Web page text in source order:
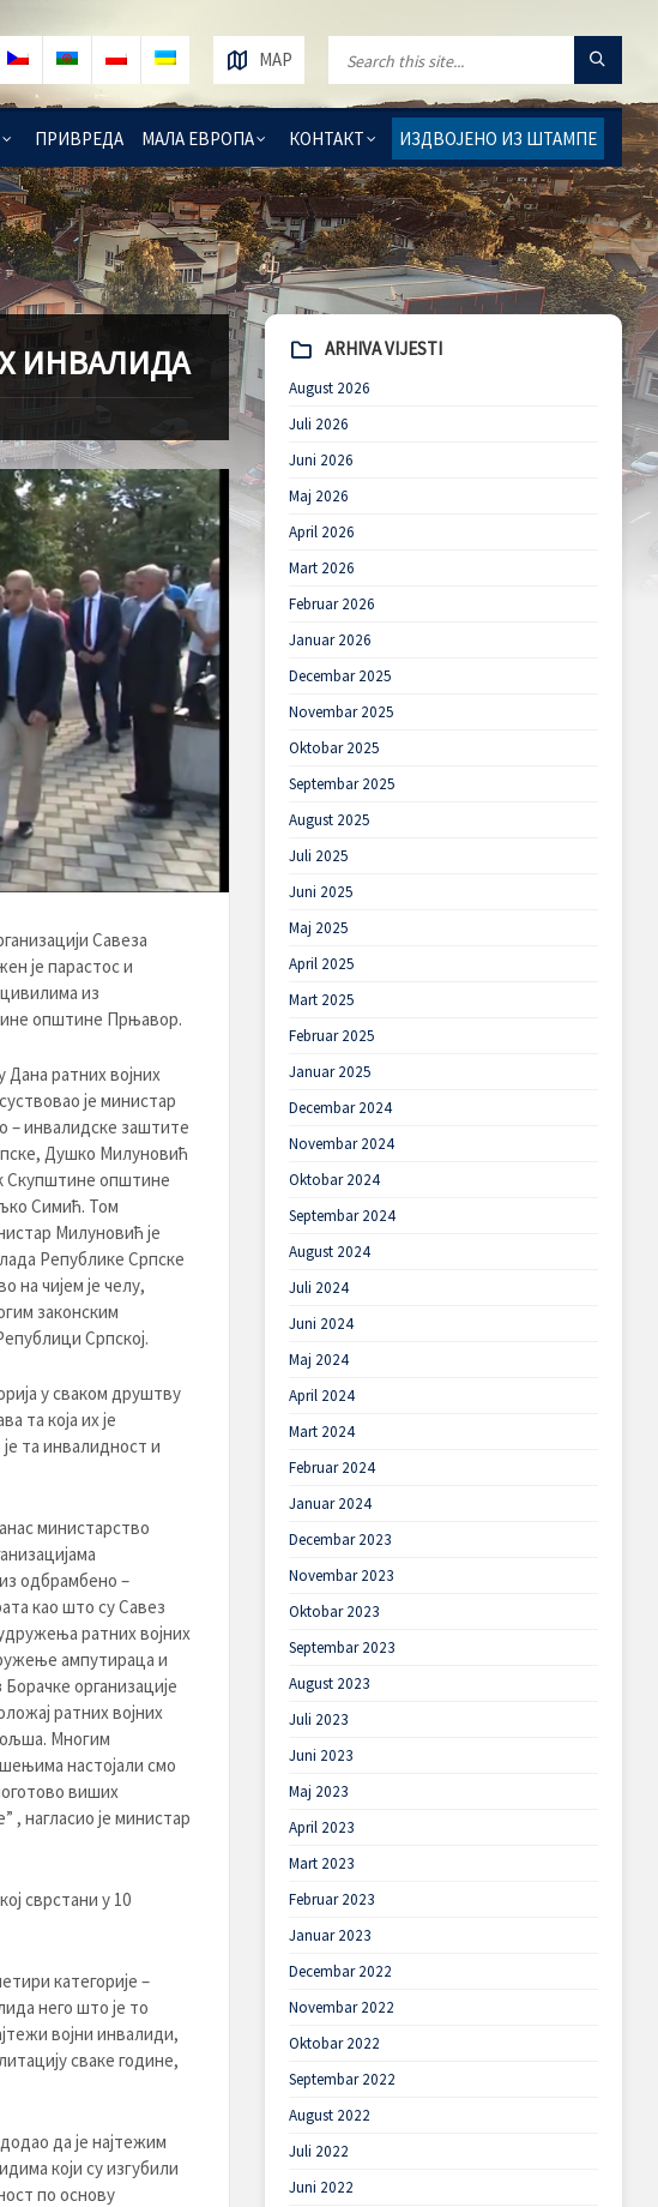
ПРИВРЕДА МАЛА ЕВРОПА КОНТАКТ ИЗДВОЈЕНО ИЗ ШТАМПЕ
MAP
ИНВАЛИДА
Савеза
је парастос и
из
општине Прњавор.
ратних војних
је министар
– инвалидске заштите
Душко Милуновић
Скупштине општине
Симић. Том
Милуновић је
Републике Српске
на чијем је челу,
законским
Српској.
у сваком друштву
та која их је
та инвалидност и
министарство
одбрамбено –
као што су Савез
ратних војних
ампутираца и
организације
ратних војних
Многим
настојали смо
виших
, нагласио је министар
сврстани у 10
категорије –
него што је то
војни инвалиди,
сваке године,
да је најтежим
који су изгубили
по основу
ARHIVA VIJESTI
August 2026
Juli 2026
Juni 2026
Maj 2026
April 2026
Mart 2026
Februar 2026
Januar 2026
Decembar 2025
Novembar 2025
Oktobar 2025
Septembar 2025
August 2025
Juli 2025
Juni 2025
Maj 2025
April 2025
Mart 2025
Februar 2025
Januar 2025
Decembar 2024
Novembar 2024
Oktobar 2024
Septembar 2024
August 2024
Juli 2024
Juni 2024
Maj 2024
April 2024
Mart 2024
Februar 2024
Januar 2024
Decembar 2023
Novembar 2023
Oktobar 2023
Septembar 2023
August 2023
Juli 2023
Juni 2023
Maj 2023
April 2023
Mart 2023
Februar 2023
Januar 2023
Decembar 2022
Novembar 2022
Oktobar 2022
Septembar 2022
August 2022
Juli 2022
Juni 2022